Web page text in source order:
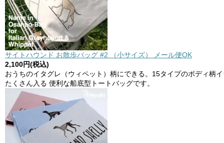
サイトハウンド お散歩バッグ #2 （小サイズ） メール便OK
2,100円(税込)
おうちのイタグレ（ウィペット）柄にできる。15タイプのボディ柄
たくさん入る 便利な船底型トートバッグです。